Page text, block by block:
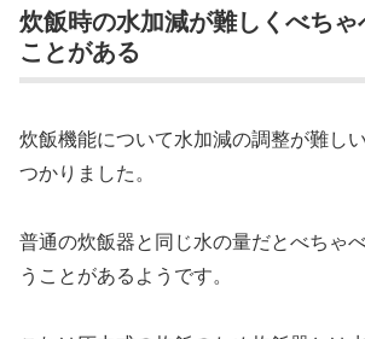
炊飯時の水加減が難しくべち
ことがある
炊飯機能について水加減の調整が難し
つかりました。
普通の炊飯器と同じ水の量だとべちゃ
うことがあるようです。